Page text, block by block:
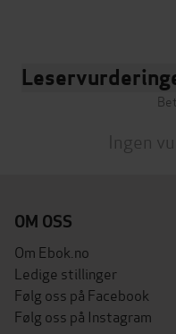
Ingen
OM OSS
Om Ebok.no
Ledige stillinger
Følg oss på Facebook
Følg oss på Instagram